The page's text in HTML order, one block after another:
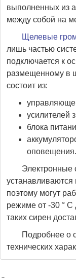
выполненных из
между собой на
Щелевые
лишь частью
подключается к
размещенному в
состоит из:
усилителей
блока
оповещения.
Электронные
поэтому могут
режиме от -30 °
таких сирен
Подробнее о
технических